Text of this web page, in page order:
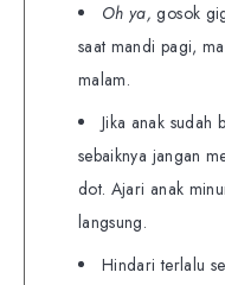
Oh ya,gosok
saat mandi pagi,
malam.
Jika anak sudah
sebaiknya jangan
dot. Ajari anak
langsung.
Hindari terlalu